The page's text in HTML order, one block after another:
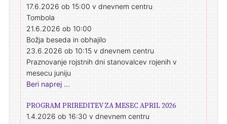
17.6.2026 ob 15:00 v dnevnem centru
Tombola
21.6.2026 ob 10:00
Božja beseda in obhajilo
23.6.2026 ob 10:15 v dnevnem centru
Praznovanje rojstnih dni stanovalcev rojenih v
mesecu juniju
Beri naprej ...
PROGRAM PRIREDITEV ZA MESEC APRIL 2026
1.4.2026 ob 16:30 v dnevnem centru